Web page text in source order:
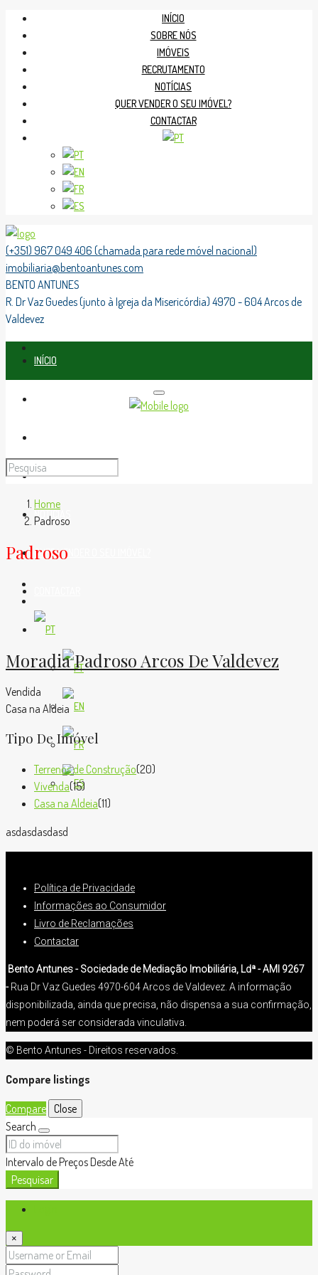
INÍCIO
SOBRE NÓS
IMÓVEIS
RECRUTAMENTO
NOTÍCIAS
QUER VENDER O SEU IMÓVEL?
CONTACTAR
(+351) 967 049 406 (chamada para rede móvel nacional)
imobiliaria@bentoantunes.com
BENTO ANTUNES
R. Dr Vaz Guedes (junto à Igreja da Misericórdia) 4970 - 604 Arcos de
Valdevez
INÍCIO
RECRUTAMENTO
NOTÍCIAS
QUER VENDER O SEU IMÓVEL?
Home
Padroso
Padroso
Moradia Padroso Arcos De Valdevez
Vendida
Casa na Aldeia
Tipo De Imóvel
Terrenos de Construção(20)
Vivenda(15)
Casa na Aldeia(11)
asdasdasdasd
Política de Privacidade
Informações ao Consumidor
Livro de Reclamações
Contactar
Bento Antunes - Sociedade de Mediação Imobiliária, Ldª - AMI 9267
-Rua Dr Vaz Guedes 4970-604 Arcos de Valdevez. A informação
disponibilizada, ainda que precisa, não dispensa a sua confirmação,
nem poderá ser considerada vinculativa.
© Bento Antunes - Direitos reservados.
Compare listings
Compare Close
Search
Intervalo de PreçosDesdeAté
Pesquisar
×